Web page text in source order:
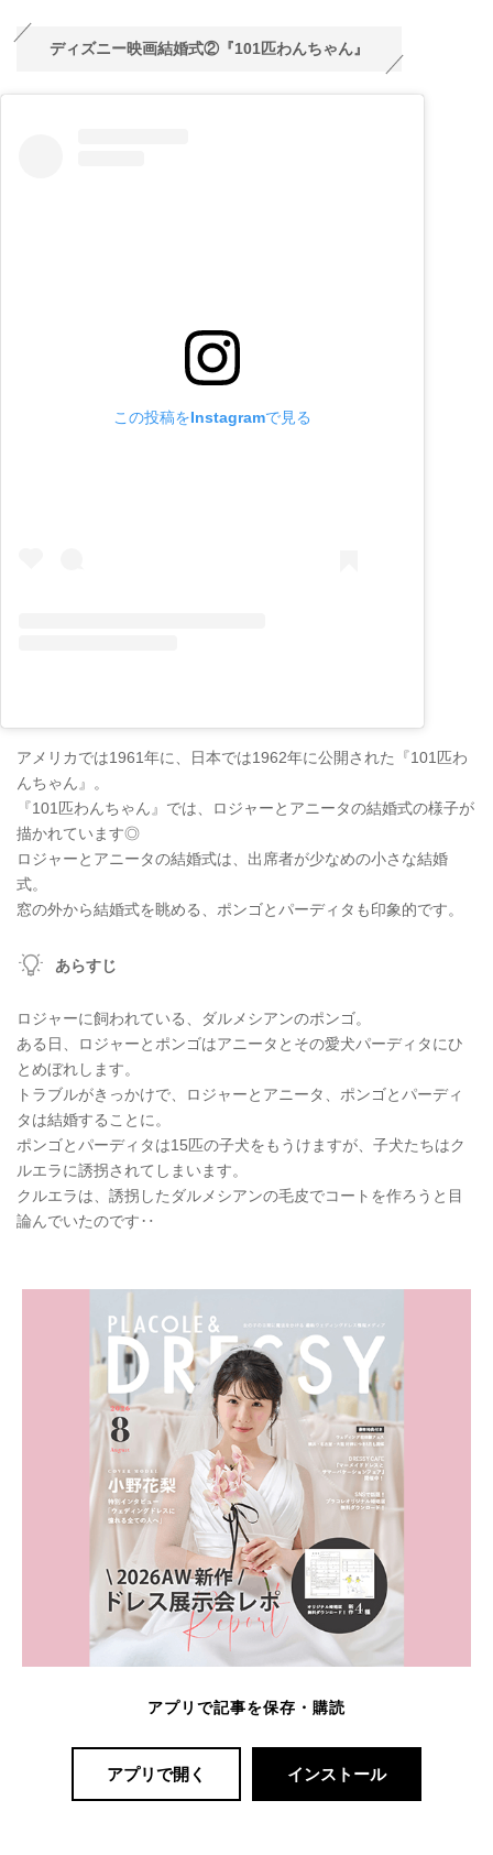
ディズニー映画結婚式②『101匹わんちゃん』
この投稿をInstagramで見る
アメリカでは1961年に、日本では1962年に公開された『101匹わ
んちゃん』。
『101匹わんちゃん』では、ロジャーとアニータの結婚式の様子が
描かれています◎
ロジャーとアニータの結婚式は、出席者が少なめの小さな結婚
式。
窓の外から結婚式を眺める、ポンゴとパーディタも印象的です。
あらすじ
ロジャーに飼われている、ダルメシアンのポンゴ。
ある日、ロジャーとポンゴはアニータとその愛犬パーディタにひ
とめぼれします。
トラブルがきっかけで、ロジャーとアニータ、ポンゴとパーディ
タは結婚することに。
ポンゴとパーディタは15匹の子犬をもうけますが、子犬たちはク
ルエラに誘拐されてしまいます。
クルエラは、誘拐したダルメシアンの毛皮でコートを作ろうと目
論んでいたのです‥
アプリで記事を保存・購読
アプリで開く インストール